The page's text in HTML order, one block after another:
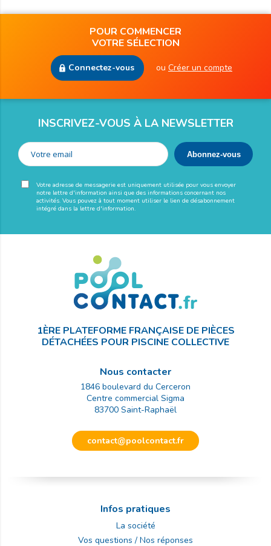
POUR COMMENCER
VOTRE SÉLECTION
Connectez-vous ou Créer un compte
INSCRIVEZ-VOUS À LA NEWSLETTER
Votre adresse de messagerie est uniquement utilisée pour vous envoyer
notre lettre d'information ainsi que des informations concernant nos
activités. Vous pouvez à tout moment utiliser le lien de désabonnement
intégré dans la lettre d'information.
1ÈRE PLATEFORME FRANÇAISE DE PIÈCES
DÉTACHÉES POUR PISCINE COLLECTIVE
Nous contacter
1846 boulevard du Cerceron
Centre commercial Sigma
83700 Saint-Raphaël
contact@poolcontact.fr
Infos pratiques
La société
Vos questions / Nos réponses